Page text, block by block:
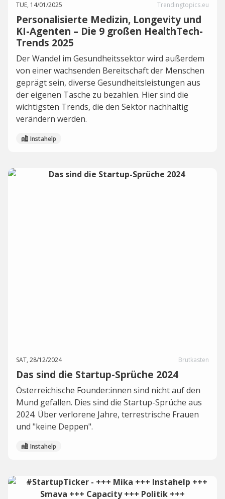
TUE, 14/01/2025 Trendingtopics.eu
Personalisierte Medizin, Longevity und
KI-Agenten – Die 9 großen HealthTech-
Trends 2025
Der Wandel im Gesundheitssektor wird außerdem
von einer wachsenden Bereitschaft der Menschen
geprägt sein, diverse Gesundheitsleistungen aus
der eigenen Tasche zu bezahlen. Hier sind die
wichtigsten Trends, die den Sektor nachhaltig
verändern werden.
Instahelp
SAT, 28/12/2024 Brutkasten
Das sind die Startup-Sprüche 2024
Österreichische Founder:innen sind nicht auf den
Mund gefallen. Dies sind die Startup-Sprüche aus
2024. Über verlorene Jahre, terrestrische Frauen
und "keine Deppen".
Instahelp